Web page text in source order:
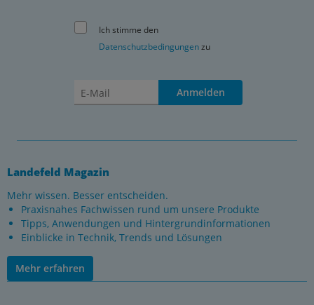
Ich stimme den
Datenschutzbedingungenzu
Anmelden
Landefeld Magazin
Mehr wissen. Besser entscheiden.
Praxisnahes Fachwissen rund um unsere Produkte
Tipps, Anwendungen und Hintergrundinformationen
Einblicke in Technik, Trends und Lösungen
Mehr erfahren